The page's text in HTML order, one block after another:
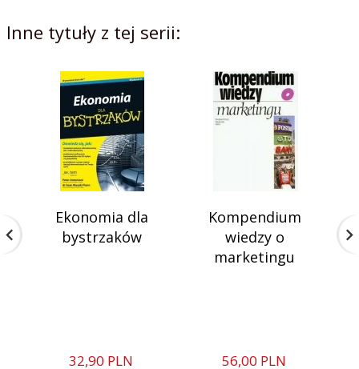
Inne tytuły z tej serii:
Ekonomia dla
bystrzaków
32,90 PLN
Kompendium
wiedzy o
marketingu
56,00 PLN